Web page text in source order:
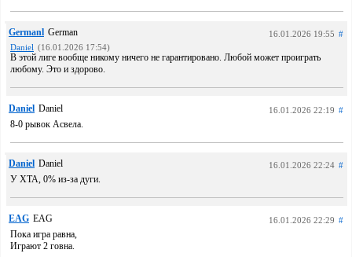
Germanl German 16.01.2026 19:55 #
Daniel (16.01.2026 17:54)
В этой лиге вообще никому ничего не гарантировано. Любой может проиграть
любому. Это и здорово.
Daniel Daniel 16.01.2026 22:19 #
8-0 рывок Асвела.
Daniel Daniel 16.01.2026 22:24 #
У ХТА, 0% из-за дуги.
EAG EAG 16.01.2026 22:29 #
Пока игра равна,
Играют 2 говна.